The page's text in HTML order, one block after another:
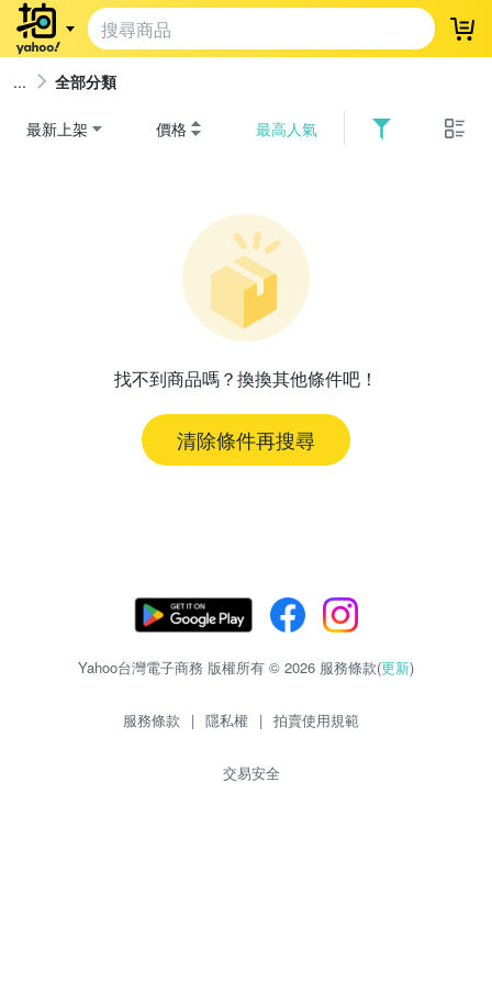
登
全部分類
最新上架 價格 最高人氣
找不到商品嗎？換換其他條件吧！
清除條件再搜尋
Yahoo台灣電子商務 版權所有 © 2026 服務條款(更新)
服務條款 | 隱私權 | 拍賣使用規範
交易安全